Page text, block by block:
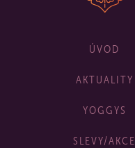
ÚVOD
AKTUALITY
YOGGYS
SLEVY/AKCE